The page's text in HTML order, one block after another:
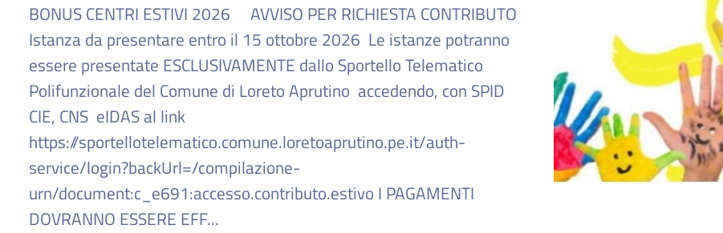
BONUS CENTRI ESTIVI 2026 AVVISO PER RICHIESTA CONTRIBUTO
Istanza da presentare entro il 15 ottobre 2026 Le istanze potranno
essere presentate ESCLUSIVAMENTE dallo Sportello Telematico
Polifunzionale del Comune di Loreto Aprutino accedendo, con SPID
CIE, CNS eIDAS al link
https://sportellotelematico.comune.loretoaprutino.pe.it/auth-
service/login?backUrl=/compilazione-
urn/document:c_e691:accesso.contributo.estivo I PAGAMENTI
DOVRANNO ESSERE EFF...